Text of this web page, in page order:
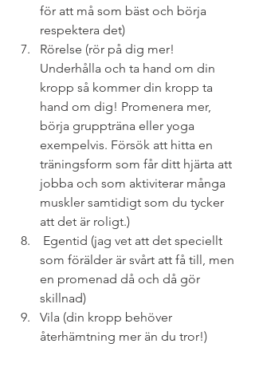
för att må som bäst och börja
respektera det)
Rörelse (rör på dig mer!
Underhålla och ta hand om din
kropp så kommer din kropp ta
hand om dig! Promenera mer,
börja gruppträna eller yoga
exempelvis. Försök att hitta en
träningsform som får ditt hjärta att
jobba och som aktiviterar många
muskler samtidigt som du tycker
att det är roligt.)
som förälder är svårt att få till, men
en promenad då och då gör
skillnad)
Vila (din kropp behöver
återhämtning mer än du tror!)